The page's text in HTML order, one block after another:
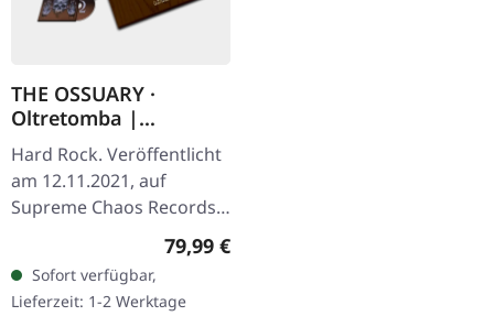
THE OSSUARY ·
Oltretomba |
WOODEN LP/CD/TAPE
BOX
Hard Rock. Veröffentlicht
am 12.11.2021, auf
Supreme Chaos Records.
Extrem schwere braune
Holzbox mit Logo und
Nummerierung, limitiert
auf nur 100…
Regulärer Preis:
79,99 €
Sofort verfügbar,
Lieferzeit: 1-2 Werktage